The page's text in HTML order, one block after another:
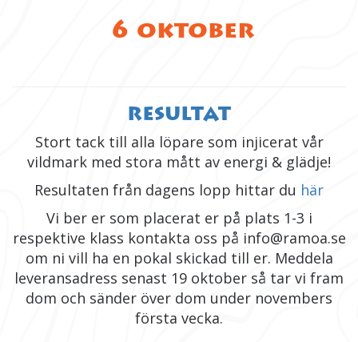
6 oktober
RESULTAT
Stort tack till alla löpare som injicerat vår
vildmark med stora mått av energi & glädje!
Resultaten från dagens lopp hittar du här
Vi ber er som placerat er på plats 1-3 i
respektive klass kontakta oss på info@ramoa.se
om ni vill ha en pokal skickad till er. Meddela
leveransadress senast 19 oktober så tar vi fram
dom och sänder över dom under novembers
första vecka.